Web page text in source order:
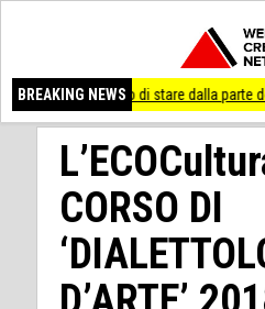
BREAKING NEWS
smesso di stare dalla parte degli ultimi
CORSO DI